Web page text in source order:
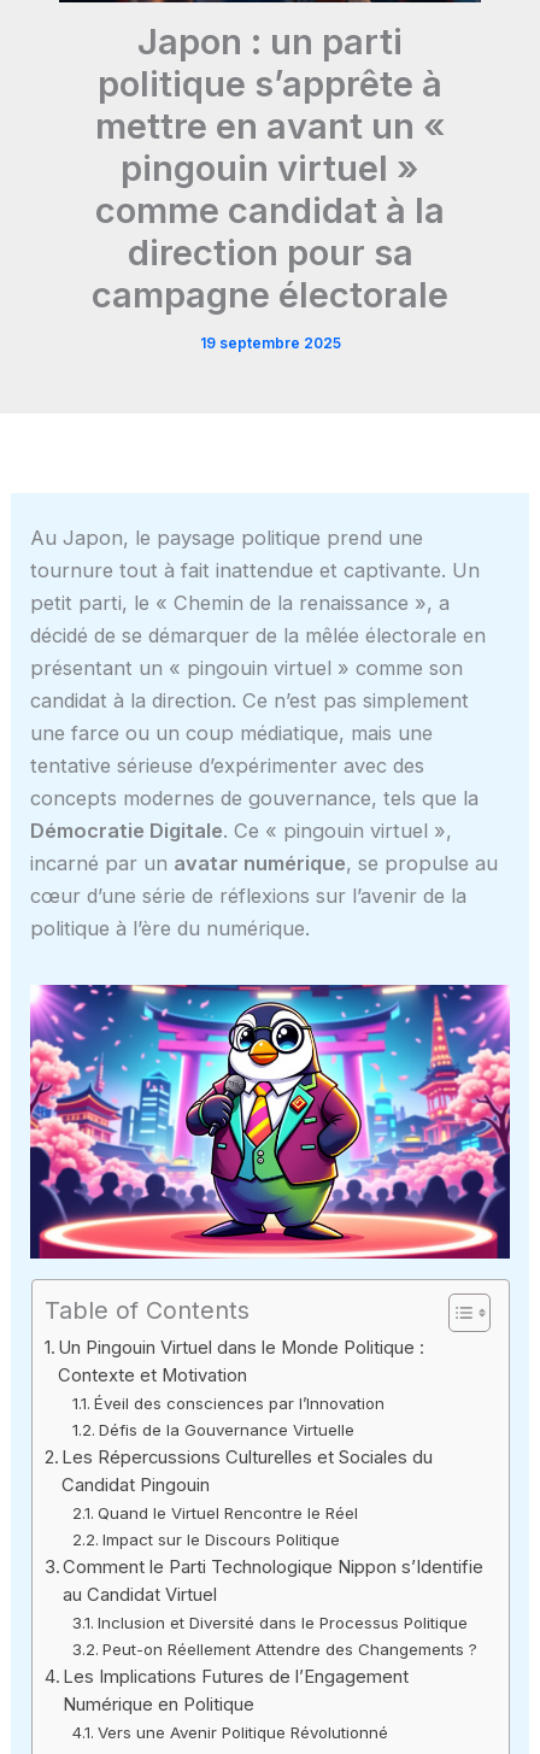
Japon : un parti
politique s’apprête à
mettre en avant un «
pingouin virtuel »
comme candidat à la
direction pour sa
campagne électorale
19 septembre 2025
Au Japon, le paysage politique prend une
tournure tout à fait inattendue et captivante. Un
petit parti, le « Chemin de la renaissance », a
décidé de se démarquer de la mêlée électorale en
présentant un « pingouin virtuel » comme son
candidat à la direction. Ce n’est pas simplement
une farce ou un coup médiatique, mais une
tentative sérieuse d’expérimenter avec des
concepts modernes de gouvernance, tels que la
Démocratie Digitale. Ce « pingouin virtuel »,
incarné par un avatar numérique, se propulse au
cœur d’une série de réflexions sur l’avenir de la
politique à l’ère du numérique.
Table of Contents
Un Pingouin Virtuel dans le Monde Politique :
Contexte et Motivation
Éveil des consciences par l’Innovation
Défis de la Gouvernance Virtuelle
Les Répercussions Culturelles et Sociales du
Candidat Pingouin
Quand le Virtuel Rencontre le Réel
Impact sur le Discours Politique
Comment le Parti Technologique Nippon s’Identifie
au Candidat Virtuel
Inclusion et Diversité dans le Processus Politique
Peut-on Réellement Attendre des Changements ?
Les Implications Futures de l’Engagement
Numérique en Politique
Vers une Avenir Politique Révolutionné